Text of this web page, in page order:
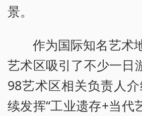
景。
作为国际知名艺术
艺术区吸引了不少一日
98艺术区相关负责人
续发挥“工业遗存+当代